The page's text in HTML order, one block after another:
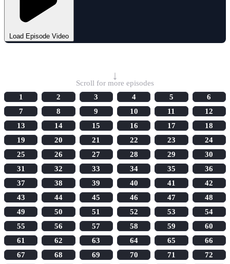
Load Episode Video
↓
Scroll for more episodes
1
2 3 4 5
6
7
8 9 10 11
12
13
14 15 16 17
18
19
20 21 22 23
24
25
26 27 28 29
30
31
32 33 34 35
36
37
38 39 40 41
42
43
44 45 46 47
48
49
50 51 52 53
54
55
56 57 58 59
60
61
62 63 64 65
66
67
68 69 70 71
72